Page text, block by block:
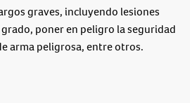
graves, incluyendo lesiones
poner en peligro la seguridad
arma peligrosa, entre otros.